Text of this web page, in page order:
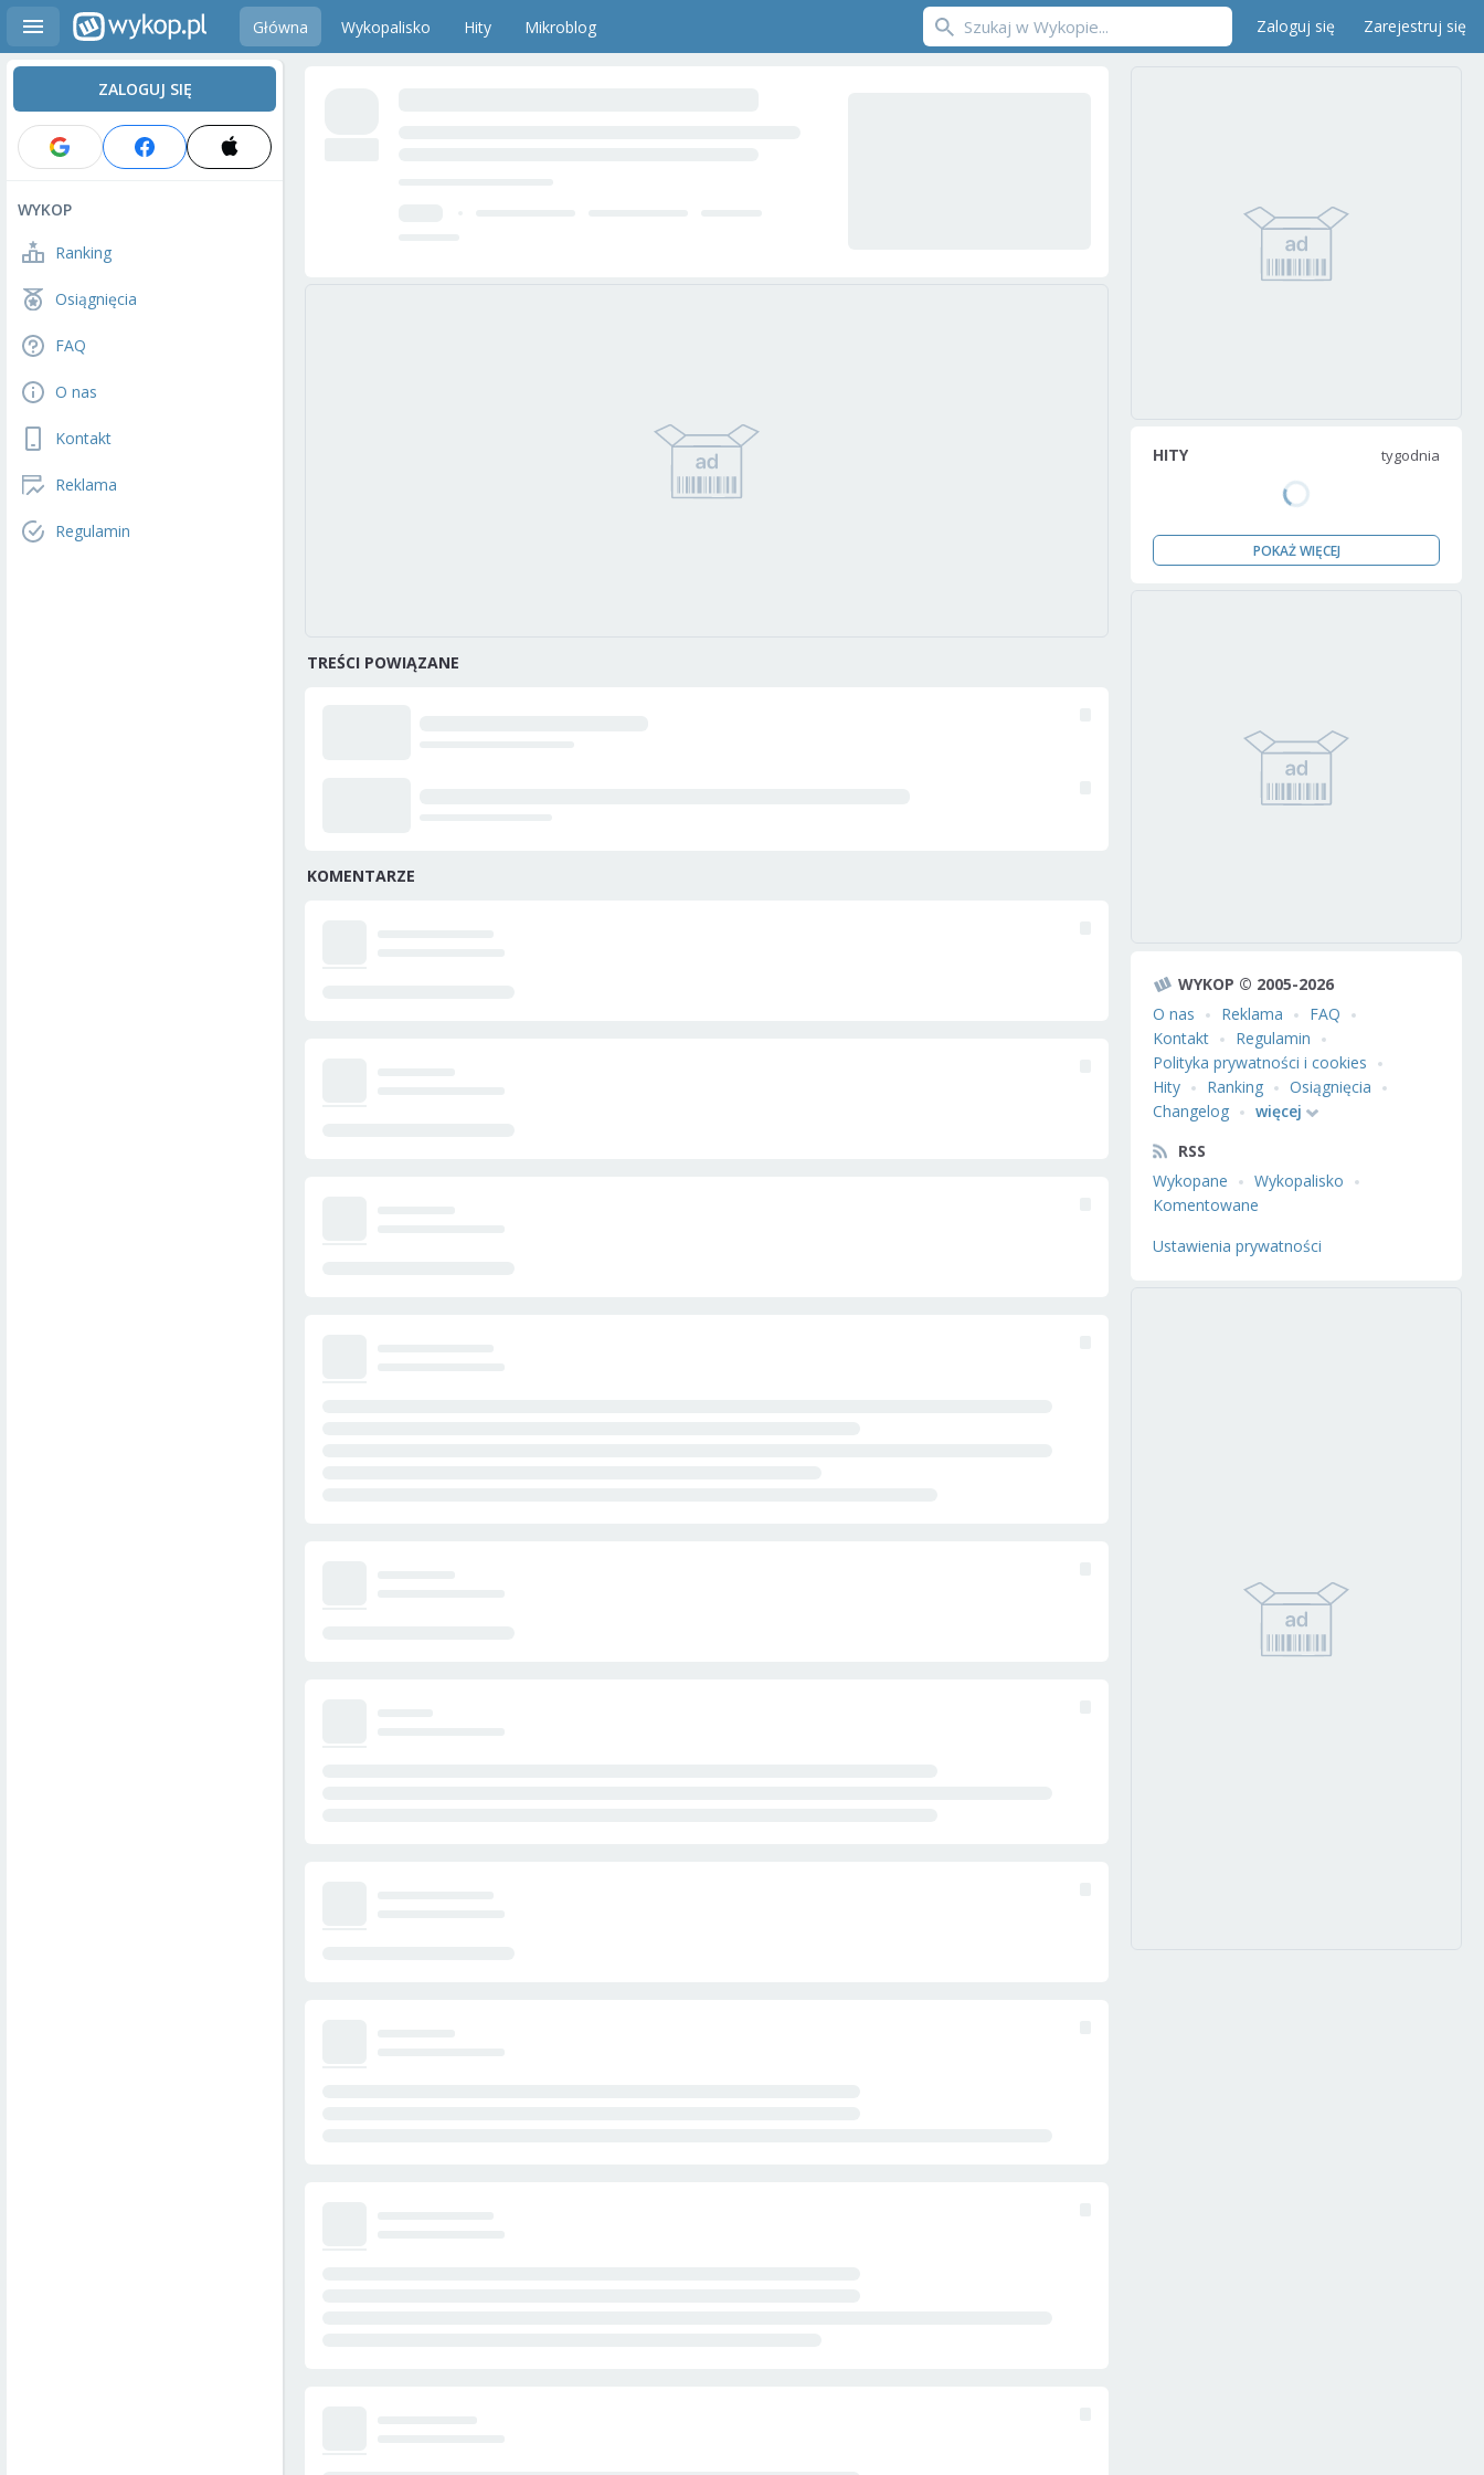
Główna Wykopalisko Hity Mikroblog Zaloguj się Zarejestruj się
ZALOGUJ SIĘ
WYKOP
Ranking
Osiągnięcia
FAQ
O nas
Kontakt
Reklama
Regulamin
TREŚCI POWIĄZANE
KOMENTARZE
HITY tygodnia
POKAŻ WIĘCEJ
WYKOP © 2005-2026
O nas
Reklama
FAQ
Kontakt
Regulamin
Polityka prywatności i cookies
Hity
Ranking
Osiągnięcia
Changelog
więcej
RSS
Wykopane
Wykopalisko
Komentowane
Ustawienia prywatności